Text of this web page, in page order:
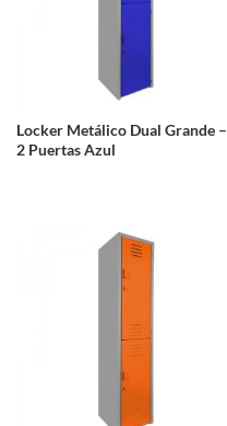
Locker Metálico Dual Grande –
2 Puertas Azul